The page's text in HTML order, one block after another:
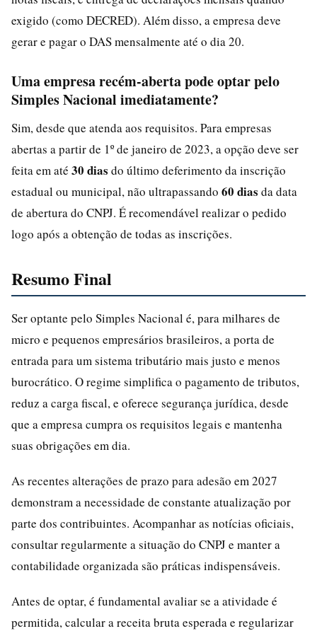
exigido (como DECRED). Além disso, a empresa deve
gerar e pagar o DAS mensalmente até o dia 20.
Uma empresa recém-aberta pode optar pelo
Simples Nacional imediatamente?
Sim, desde que atenda aos requisitos. Para empresas
abertas a partir de 1º de janeiro de 2023, a opção deve ser
feita em até 30 dias do último deferimento da inscrição
estadual ou municipal, não ultrapassando 60 dias da data
de abertura do CNPJ. É recomendável realizar o pedido
logo após a obtenção de todas as inscrições.
Resumo Final
Ser optante pelo Simples Nacional é, para milhares de
micro e pequenos empresários brasileiros, a porta de
entrada para um sistema tributário mais justo e menos
burocrático. O regime simplifica o pagamento de tributos,
reduz a carga fiscal, e oferece segurança jurídica, desde
que a empresa cumpra os requisitos legais e mantenha
suas obrigações em dia.
As recentes alterações de prazo para adesão em 2027
demonstram a necessidade de constante atualização por
parte dos contribuintes. Acompanhar as notícias oficiais,
consultar regularmente a situação do CNPJ e manter a
contabilidade organizada são práticas indispensáveis.
Antes de optar, é fundamental avaliar se a atividade é
permitida, calcular a receita bruta esperada e regularizar